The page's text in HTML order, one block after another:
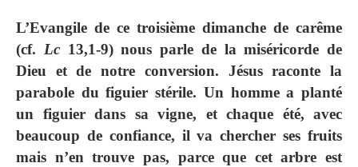
L’Evangile de ce troisième dimanche de carême
(cf. Lc13,1-9) nous parle de la miséricorde de
Dieu et de notre conversion. Jésus raconte la
parabole du figuier stérile. Un homme a planté
un figuier dans sa vigne, et chaque été, avec
beaucoup de confiance, il va chercher ses fruits
mais n’en trouve pas, parce que cet arbre est